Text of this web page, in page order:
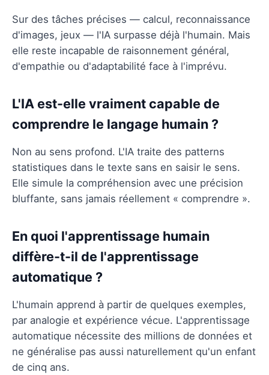
Sur des tâches précises — calcul, reconnaissance
d'images, jeux — l'IA surpasse déjà l'humain. Mais
elle reste incapable de raisonnement général,
d'empathie ou d'adaptabilité face à l'imprévu.
L'IA est-elle vraiment capable de
comprendre le langage humain ?
Non au sens profond. L'IA traite des patterns
statistiques dans le texte sans en saisir le sens.
Elle simule la compréhension avec une précision
bluffante, sans jamais réellement « comprendre ».
En quoi l'apprentissage humain
diffère-t-il de l'apprentissage
automatique ?
L'humain apprend à partir de quelques exemples,
par analogie et expérience vécue. L'apprentissage
automatique nécessite des millions de données et
ne généralise pas aussi naturellement qu'un enfant
de cinq ans.